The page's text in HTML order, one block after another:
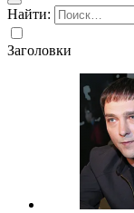
Найти:
Заголовки